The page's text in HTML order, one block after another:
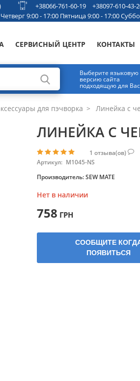
+38066-761-60-19 +38097-610-43-
9:00 - 17:00 Пятница 9:00 - 17:00
СЕРВИСНЫЙ ЦЕНТР КОНТАКТЫ
Выберите языковую
версию сайта
подходящую для Вас
для пэчворка Линейка с
ЛИНЕЙКА С
1 отзыва(ов)
Артикул: М1045-NS
Производитель:SEW MATE
Нет в наличии
758 ГРН
СООБЩИТЕ
ПОЯВИТЬСЯ